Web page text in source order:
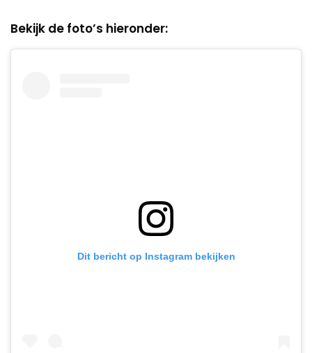
Bekijk de foto’s hieronder:
Dit bericht op Instagram bekijken